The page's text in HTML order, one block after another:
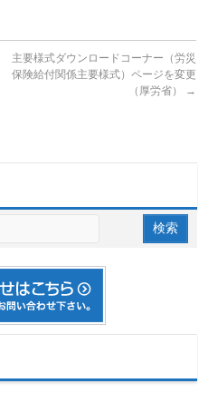
主要様式ダウンロードコーナー（労災
保険給付関係主要様式）ページを変更
（厚労省）
→